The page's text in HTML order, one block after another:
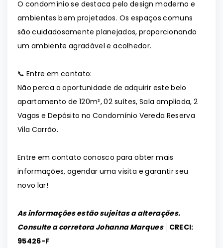
O condomínio se destaca pelo design moderno e
ambientes bem projetados. Os espaços comuns
são cuidadosamente planejados, proporcionando
um ambiente agradável e acolhedor.
📞 Entre em contato:
Não perca a oportunidade de adquirir este belo
apartamento de 120m², 02 suítes, Sala ampliada, 2
Vagas e Depósito no Condomínio Vereda Reserva
Vila Carrão.
Entre em contato conosco para obter mais
informações, agendar uma visita e garantir seu
novo lar!
As informações estão sujeitas a alterações.
Consulte a corretora Johanna Marques │ CRECI:
95426-F